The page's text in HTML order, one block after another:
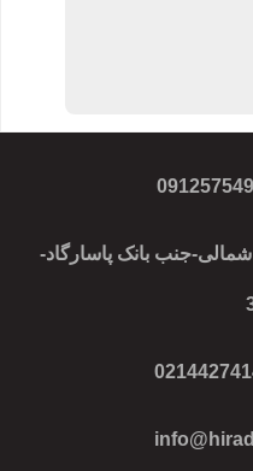
جنب بانک پاسارگاد-